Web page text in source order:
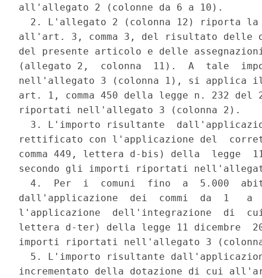
all'allegato 2 (colonne da 6 a 10).
2. L'allegato 2 (colonna 12) riporta
all'art. 3, comma 3, del risultato delle
del presente articolo e delle
(allegato 2,  colonna  11).  A  tale
nell'allegato 3 (colonna 1), si
art. 1, comma 450 della legge n. 232
riportati nell'allegato 3 (colonna 2).
3. L'importo risultante
rettificato con l'applicazione del
comma 449, lettera d-bis) della  legge
secondo gli importi riportati
4.  Per  i  comuni  fino  a  5.000
dall'applicazione  dei  commi  da  1
l'applicazione  dell'integrazione  di
lettera d-ter) della legge 11 dicembre
importi riportati nell'allegato 3
5. L'importo risultante
incrementato della dotazione di cui